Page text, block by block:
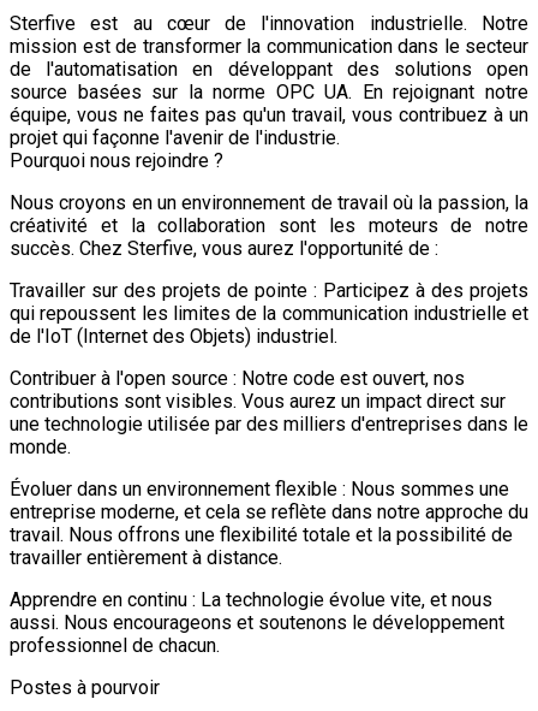
Sterfive est au cœur de l'innovation industrielle. Notre
mission est de transformer la communication dans le secteur
de l'automatisation en développant des solutions open
source basées sur la norme OPC UA. En rejoignant notre
équipe, vous ne faites pas qu'un travail, vous contribuez à un
projet qui façonne l'avenir de l'industrie.
Pourquoi nous rejoindre ?
Nous croyons en un environnement de travail où la passion, la
créativité et la collaboration sont les moteurs de notre
succès. Chez Sterfive, vous aurez l'opportunité de :
Travailler sur des projets de pointe : Participez à des projets
qui repoussent les limites de la communication industrielle et
de l'IoT (Internet des Objets) industriel.
Contribuer à l'open source : Notre code est ouvert, nos
contributions sont visibles. Vous aurez un impact direct sur
une technologie utilisée par des milliers d'entreprises dans le
monde.
Évoluer dans un environnement flexible : Nous sommes une
entreprise moderne, et cela se reflète dans notre approche du
travail. Nous offrons une flexibilité totale et la possibilité de
travailler entièrement à distance.
Apprendre en continu : La technologie évolue vite, et nous
aussi. Nous encourageons et soutenons le développement
professionnel de chacun.
Postes à pourvoir